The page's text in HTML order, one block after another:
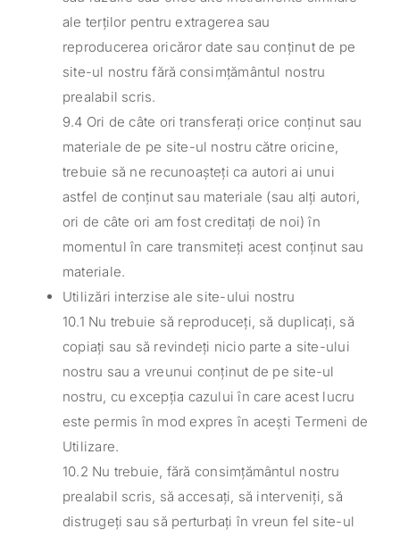
ale terților pentru extragerea sau
reproducerea oricăror date sau conținut de pe
site-ul nostru fără consimțământul nostru
prealabil scris.
9.4 Ori de câte ori transferați orice conținut sau
materiale de pe site-ul nostru către oricine,
trebuie să ne recunoașteți ca autori ai unui
astfel de conținut sau materiale (sau alți autori,
ori de câte ori am fost creditați de noi) în
momentul în care transmiteți acest conținut sau
materiale.
Utilizări interzise ale site-ului nostru
10.1 Nu trebuie să reproduceți, să duplicați, să
copiați sau să revindeți nicio parte a site-ului
nostru sau a vreunui conținut de pe site-ul
nostru, cu excepția cazului în care acest lucru
este permis în mod expres în acești Termeni de
Utilizare.
10.2 Nu trebuie, fără consimțământul nostru
prealabil scris, să accesați, să interveniți, să
distrugeți sau să perturbați în vreun fel site-ul